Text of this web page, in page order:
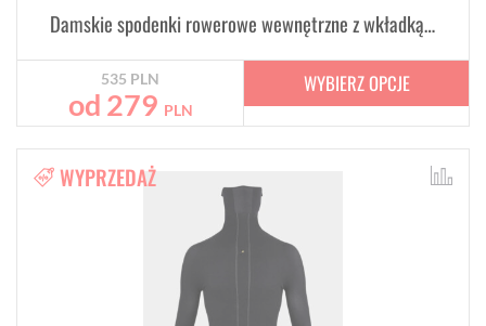
Damskie spodenki rowerowe wewnętrzne z wkładką ASSOS TRAIL
535 PLN
od 279 PLN
WYBIERZ OPCJE
WYPRZEDAŻ